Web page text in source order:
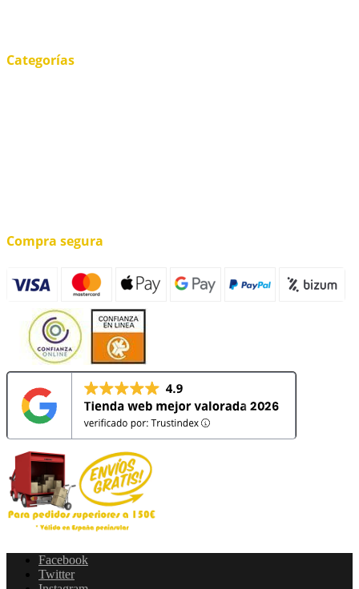
Categorías
Compra segura
Facebook
Twitter